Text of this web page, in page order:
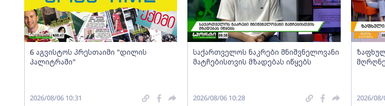
6 აგვისტოს პრესთაიმი "დილის
პალიტრაში"
2026/08/06 10:31
საქართველოს ნაკრები მნიშვნელოვანი
მატჩებისთვის მზადებას იწყებს
2026/08/06 10:28 2026/08/